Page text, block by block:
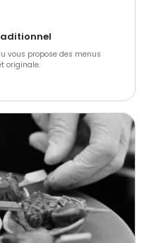
vous propose des menus
originale.